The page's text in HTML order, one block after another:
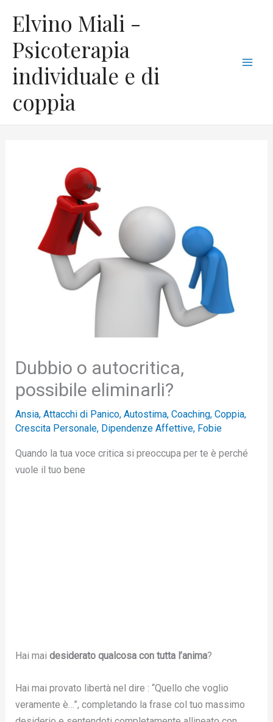
contenuto
Elvino Miali -
Psicoterapia
individuale e di
coppia
Dubbio o autocritica,
possibile eliminarli?
Ansia, Attacchi di Panico, Autostima, Coaching, Coppia,
Crescita Personale, Dipendenze Affettive, Fobie
Quando la tua voce critica si preoccupa per te è perché
vuole il tuo bene
Hai mai desiderato qualcosa con tutta l’anima?
Hai mai provato libertà nel dire : “Quello che voglio
veramente è…”, completando la frase col tuo massimo
a
t
e
g
o
r